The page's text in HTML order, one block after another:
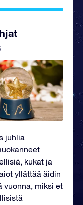
juhlia
kukat ja
yllättää äidin
vuonna, miksi et